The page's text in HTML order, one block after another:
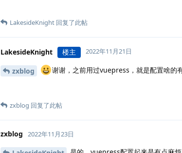
LakesideKnight 回复了此帖
LakesideKnight 楼主 2022年11月21日
zxblog 谢谢，之前用过vuepress，就是配置啥
zxblog 回复了此帖
zxblog 2022年11月23日